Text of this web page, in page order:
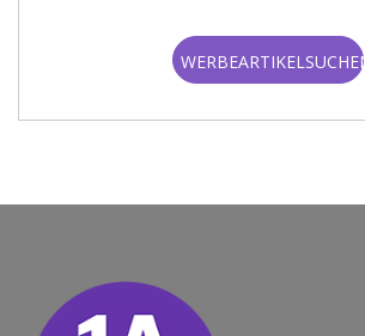
WERBEARTIKELSUCHEN